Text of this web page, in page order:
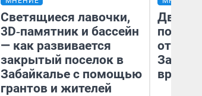
Светящиеся лавочки,
3D‑памятник и бассейн
— как развивается
закрытый поселок в
Забайкалье с помощью
грантов и жителей
Два
от 100
врачей